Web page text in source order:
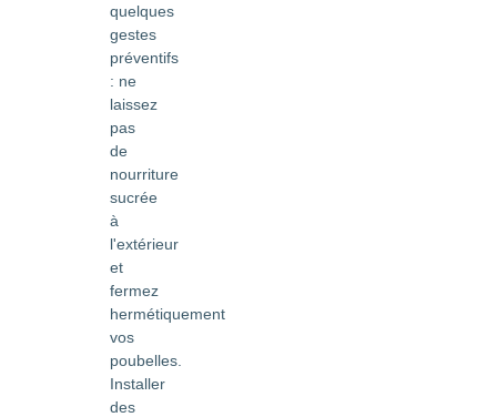
quelques
gestes
préventifs
: ne
laissez
pas
de
nourriture
sucrée
à
l'extérieur
et
fermez
hermétiquement
vos
poubelles.
Installer
des